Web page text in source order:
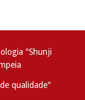
"Shunji
qualidade"